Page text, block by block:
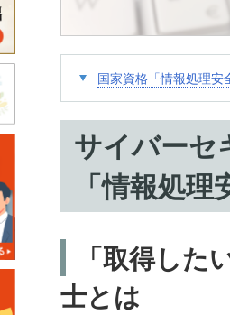
国家資格「情報処理安
サイバーセ
「情報処
「取得した
士とは